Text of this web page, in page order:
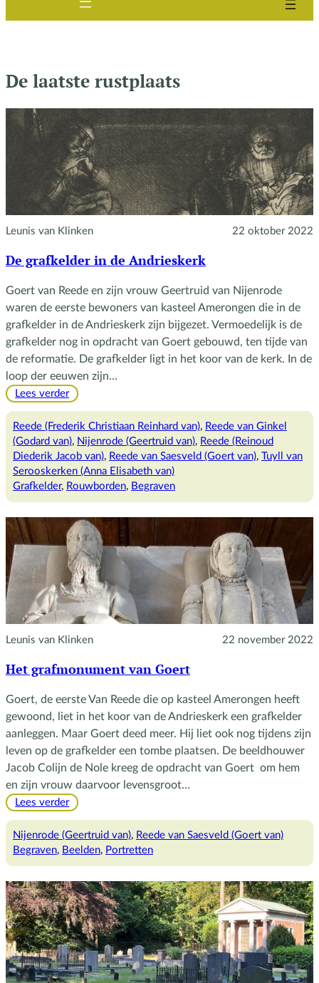
De laatste rustplaats
Leunis van Klinken 22 oktober 2022
De grafkelder in de Andrieskerk
Goert van Reede en zijn vrouw Geertruid van Nijenrode
waren de eerste bewoners van kasteel Amerongen die in de
grafkelder in de Andrieskerk zijn bijgezet. Vermoedelijk is de
grafkelder nog in opdracht van Goert gebouwd, ten tijde van
de reformatie. De grafkelder ligt in het koor van de kerk. In de
loop der eeuwen zijn…
Lees verder:
grafkelder
in
de
Andrieskerk
Reede (Frederik Christiaan Reinhard van), Reede van Ginkel
(Godard van), Nijenrode (Geertruid van), Reede (Reinoud
Diederik Jacob van), Reede van Saesveld (Goert van), Tuyll van
Serooskerken (Anna Elisabeth van)
Grafkelder, Rouwborden, Begraven
Leunis van Klinken 22 november 2022
Het grafmonument van Goert
Goert, de eerste Van Reede die op kasteel Amerongen heeft
gewoond, liet in het koor van de Andrieskerk een grafkelder
aanleggen. Maar Goert deed meer. Hij liet ook nog tijdens zijn
leven op de grafkelder een tombe plaatsen. De beeldhouwer
Jacob Colijn de Nole kreeg de opdracht van Goert om hem
en zijn vrouw daarvoor levensgroot…
Lees verder:
grafmonument
van
Nijenrode (Geertruid van), Reede van Saesveld (Goert van)
Begraven, Beelden, Portretten